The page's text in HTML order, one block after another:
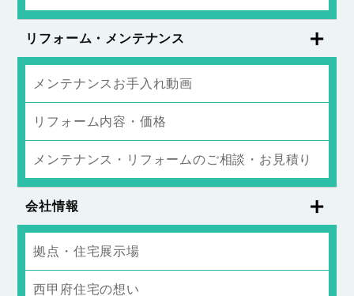
リフォーム・メンテナンス
メンテナンスお手入れ動画
リフォーム内容・価格
メンテナンス・リフォームのご相談・お見積り
会社情報
拠点・住宅展示場
西甲府住宅の想い